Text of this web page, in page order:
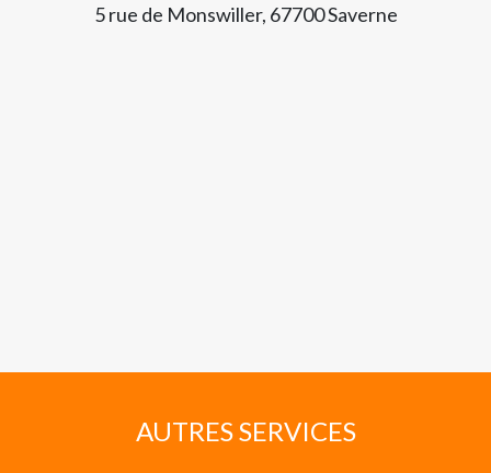
5 rue de Monswiller, 67700 Saverne
AUTRES SERVICES